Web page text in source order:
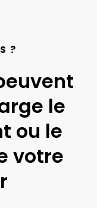
?
le
ou le
votre